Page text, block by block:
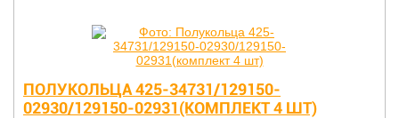
ПОЛУКОЛЬЦА 425-34731/129150-
02930/129150-02931(КОМПЛЕКТ 4 ШТ)